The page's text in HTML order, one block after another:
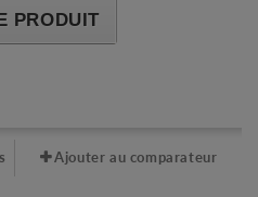
PRODUIT
Ajouter au comparateur